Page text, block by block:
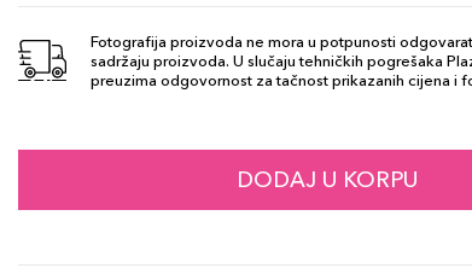
Fotografija proizvoda ne mora u potpunosti
sadržaju proizvoda. U slučaju tehničkih pogrešaka
preuzima odgovornost za tačnost prikazanih cijena i
DODAJ U KORPU